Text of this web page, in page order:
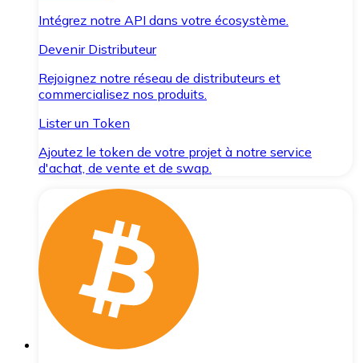
Intégrez notre API dans votre écosystème.
Devenir Distributeur
Rejoignez notre réseau de distributeurs et
commercialisez nos produits.
Lister un Token
Ajoutez le token de votre projet à notre service
d'achat, de vente et de swap.